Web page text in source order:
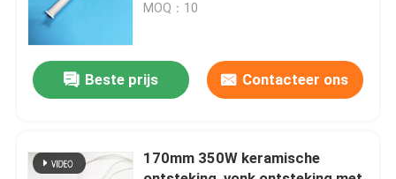
Contact de V.S.
Verzoek om een Citaat
230V
MOQ：10
Beste prijs Contacteer ons
170mm 350W keramische